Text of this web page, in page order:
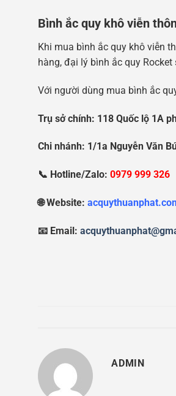
Bình ắc quy khô viễn
Khi mua bình ắc quy khô viễn
hàng, đại lý bình ắc quy
Với người dùng mua bình ắc
Trụ sởchính: 118 Quốc lộ 1A
Chi nhánh: 1/1a Nguyễn Văn B
📞 Hotline/Zalo: 0979 999 326
🌐 Website:
📧 Email:
ADMIN